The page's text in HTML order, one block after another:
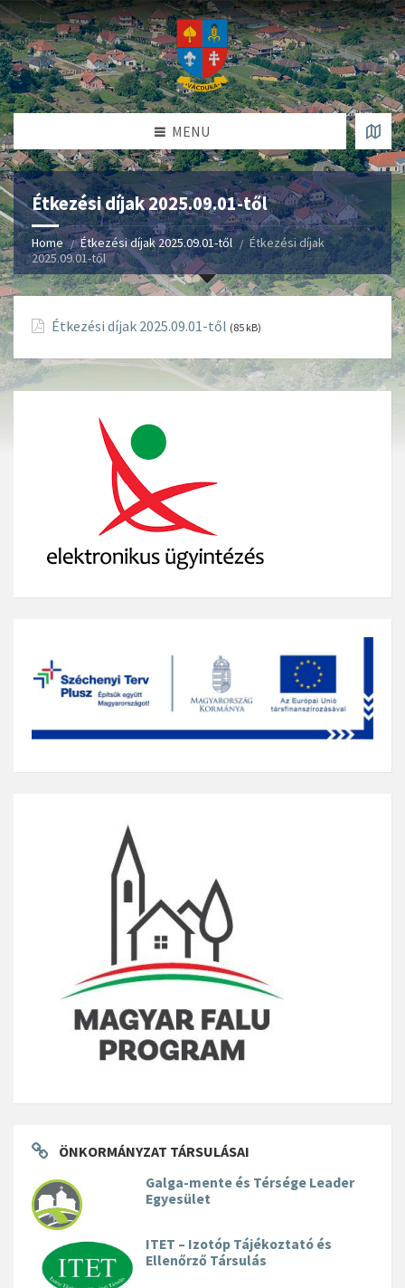
MENU
Étkezési díjak 2025.09.01-től
Home Étkezési díjak 2025.09.01-től
Étkezési díjak
2025.09.01-től
Étkezési díjak 2025.09.01-től (85 kB)
ÖNKORMÁNYZAT TÁRSULÁSAI
Galga-mente és Térsége Leader
Egyesület
ITET – Izotóp Tájékoztató és
Ellenőrző Társulás